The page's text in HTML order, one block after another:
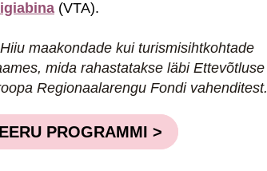
(VTA).
maakondade kui turismisihtkohtade
mida rahastatakse läbi Ettevõtluse
Regionaalarengu Fondi vahenditest.
PROGRAMMI >